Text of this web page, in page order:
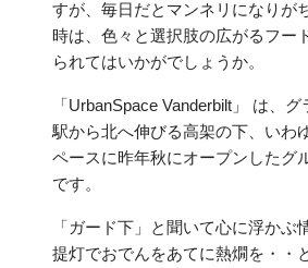
すが、毎日だとマンネリになりが
時は、色々と選択肢の広がるフー
られてはいかがでしょうか。
「UrbanSpace Vanderbilt」 は、
駅から北へ伸びる高架の下、いわ
ペースに昨年秋にオープンしたグ
です。
「ガード下」と聞いて心に浮かぶ
提灯でおでんをあてに熱燗を・・